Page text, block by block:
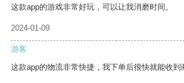
这款app的游戏非常好玩，可以让我消磨时间。
2024-01-09
游客
这款app的物流非常快捷，我下单后很快就能收到